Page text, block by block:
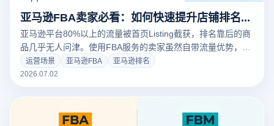
亚马逊FBA卖家必看：如何快速提升店铺排名与销量
亚马逊平台80%以上的流量被首页Listing截获，排名靠后的商
品几乎无人问津。使用FBA服务的卖家虽然自带流量优势，但
若不主动优化排名权重，仍会被竞争对手压制。本文从关键词
权重、转化率优化与账号健康度三个核心维度，为您系统拆解
运营场景 亚马逊FBA
亚马逊排名
2026.07.02